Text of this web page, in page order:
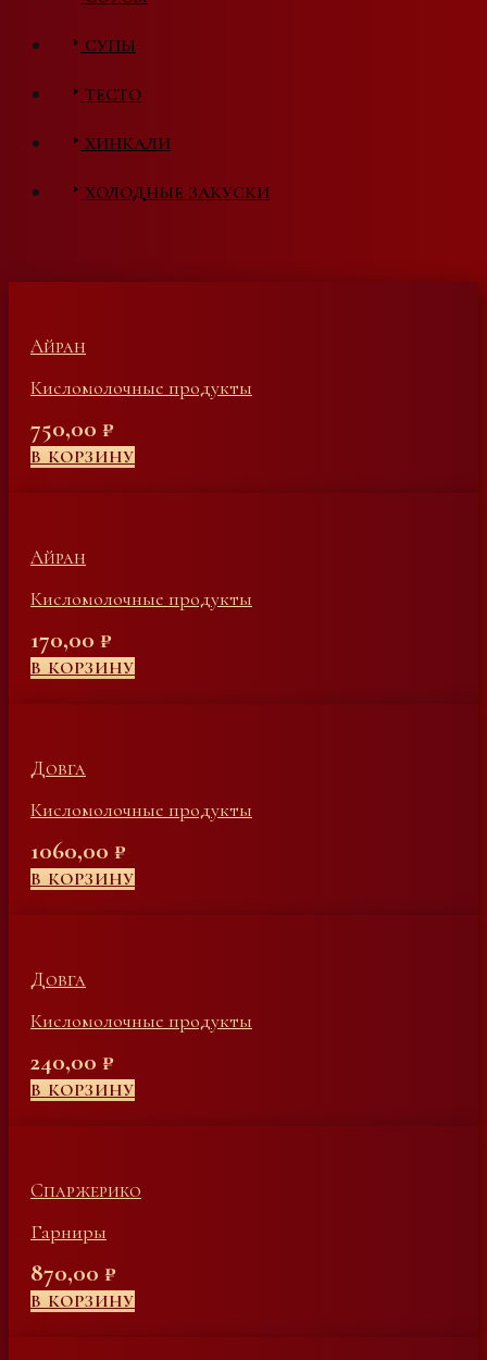
СУПЫ
ТЕСТО
ХИНКАЛИ
ХОЛОДНЫЕ ЗАКУСКИ
Айран
Кисломолочные продукты
750,00 ₽
В КОРЗИНУ
Айран
Кисломолочные продукты
170,00 ₽
В КОРЗИНУ
Довга
Кисломолочные продукты
1060,00 ₽
В КОРЗИНУ
Довга
Кисломолочные продукты
240,00 ₽
В КОРЗИНУ
Спаржерико
Гарниры
870,00 ₽
В КОРЗИНУ